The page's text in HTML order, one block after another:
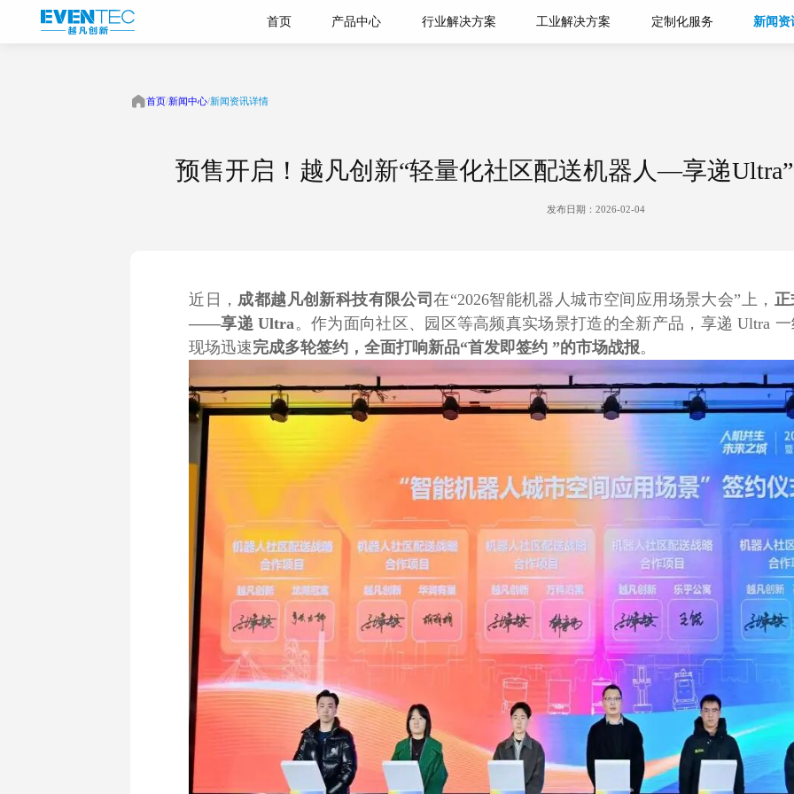
首页 产品中心
楼宇配送机器人
轻量化社区配送机器
人
室内外一体配送机器
人
具身智能零售分拣+配
送一体化系统
全自主智
人
行业解决方案 工业解决方案 定制化服务 新闻资
首页/新闻中心/新闻资讯详情
预售开启！越凡创新“轻量化社区配送机器人—享递
发布日期：2026-02-04
近日， 成都越凡创新科技有限公司在“2026智能机器人城市空间应用场景大会”上，
——享递 Ultra 。作为面向社区、园区等高频真实场景打造的全新产品，享递 Ultra
现场迅速完成多轮签约，全面打响新品“首发即签约 ”的市场战报。